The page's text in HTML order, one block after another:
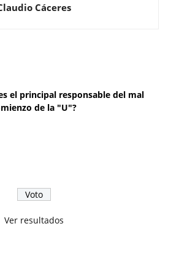
Cáceres
el principal responsable del mal
de la "U"?
Ver resultados